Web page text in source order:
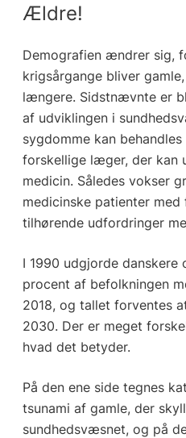
Ældre!
Demografien ændrer sig,
krigsårgange bliver
længere. Sidstnævnte er
af udviklingen i
sygdomme kan
forskellige læger, der kan
medicin. Således vokser
medicinske patienter med
tilhørende udfordringer
I 1990 udgjorde danskere
procent af befolkningen
2018, og tallet forventes
2030. Der er meget
hvad det betyder.
På den ene side tegnes
tsunami af gamle, der
sundhedsvæsnet, og på